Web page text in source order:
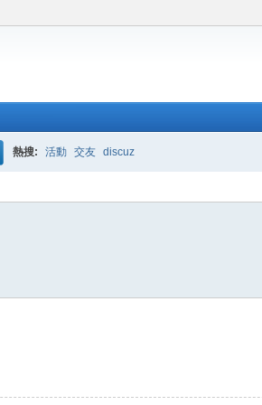
熱搜: 活動 交友 discuz